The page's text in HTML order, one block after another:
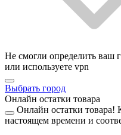
Не смогли определить ваш
или используете vpn
Выбрать город
Онлайн остатки товара
Онлайн остатки товара!
настоящем времени и